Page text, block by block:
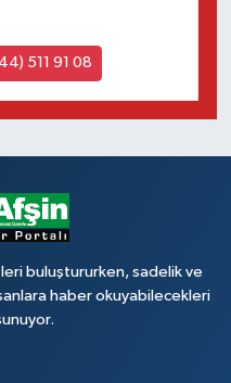
511 91 08
buluştururken, sadelik ve
haber okuyabilecekleri